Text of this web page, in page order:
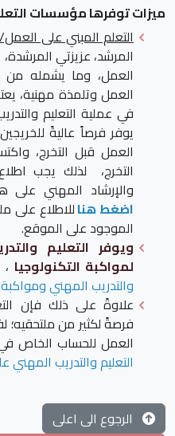
ميزات توفرها مؤسسات
التعلم المبني على
المرشد، عزيزتي
العمل، وما يشمله
العمل وتلمذة مهنية،
في عملية التعليم
يوفر فرصاً عاليةً
العمل قبل التخرج،
التخرج، لذلك يجب
والإرشاد المهني على
اضغط هناللاطلاع على
الموجود على الموقع.
ويوفر التعليم
لمواكبة التكنولوجيا
والتدريب المهني ومواكبة
علاوةً على ذلك فإن
فرصةً لكثير من ملتحقيه؛
العمل للحساب الخاص
التعليم والتدريب المهني
الرجوع الى اعلى